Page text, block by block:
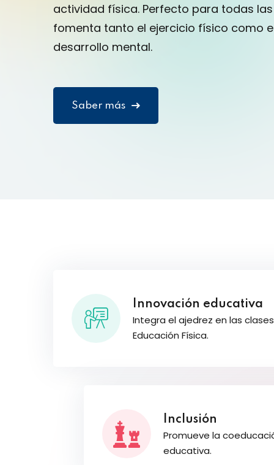
actividad física. Perfecto para todas
fomenta tanto el ejercicio físico como
desarrollo mental.
Saber más
Innovación educativa
Integra el ajedrez en las
Educación Física.
Inclusión
Promueve la
educativa.